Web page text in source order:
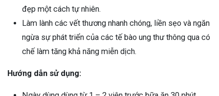
đẹp một cách tự nhiên.
Làm lành các vết thương nhanh chóng, liền sẹo và ngăn
ngừa sự phát triển của các tế bào ung thư thông qua có
chế làm tăng khả năng miễn dịch.
Hướng dẫn sử dụng: